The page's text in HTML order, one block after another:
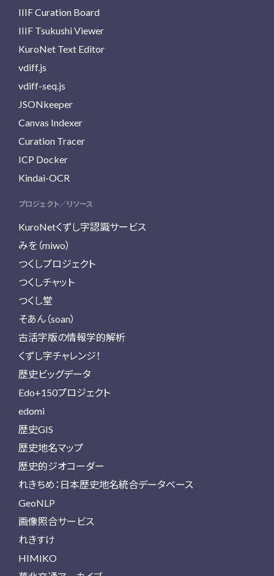
IIIF Curation Board
IIIF Tsukushi Viewer
KuroNet Text Editor
vdiff.js
vdiff-seq.js
JSONkeeper
Canvas Indexer
Curation Tracer
ICP Docker
Kindai-OCR
プロジェクト／リソース
KuroNetくずし字認識サービス
みを（miwo）
つくしプロジェクト
つくしチャット
つくし堂
そあん（soan）
古活字版の情報学的解析
くずし字チャレンジ！
歴史ビッグデータ
Edo+150プロジェクト
edomi
歴史GIS
歴史地名マップ
歴史的ジオコーダー
れきちめ：日本歴史地名統合データベース
GeoNLP
画像照合サービス
れきすけ
HIMIKO